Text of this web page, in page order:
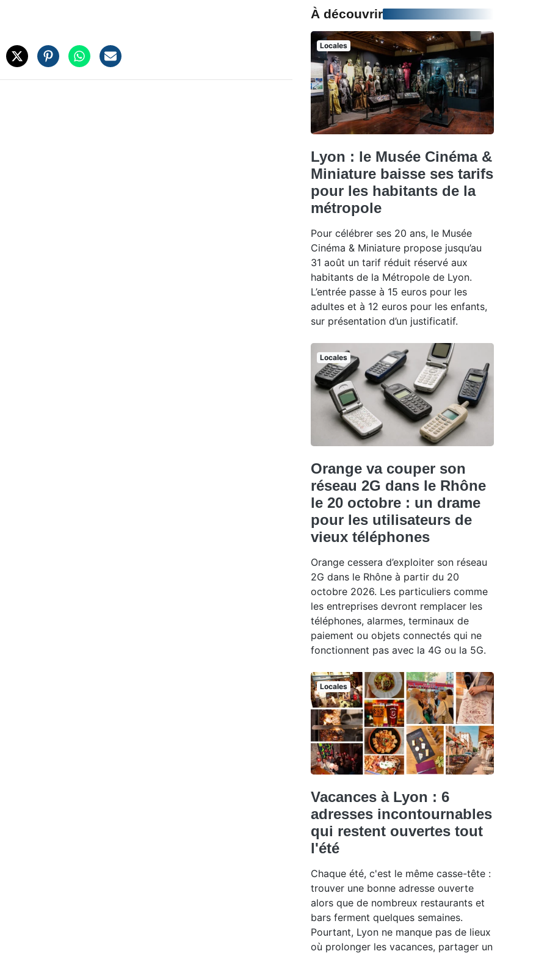
À découvrir
Locales
Lyon : le Musée Cinéma &
Miniature baisse ses tarifs
pour les habitants de la
métropole
Pour célébrer ses 20 ans, le Musée
Cinéma & Miniature propose jusqu’au
31 août un tarif réduit réservé aux
habitants de la Métropole de Lyon.
L’entrée passe à 15 euros pour les
adultes et à 12 euros pour les enfants,
sur présentation d’un justificatif.
Locales
Orange va couper son
réseau 2G dans le Rhône
le 20 octobre : un drame
pour les utilisateurs de
vieux téléphones
Orange cessera d’exploiter son réseau
2G dans le Rhône à partir du 20
octobre 2026. Les particuliers comme
les entreprises devront remplacer les
téléphones, alarmes, terminaux de
paiement ou objets connectés qui ne
fonctionnent pas avec la 4G ou la 5G.
Locales
Vacances à Lyon : 6
adresses incontournables
qui restent ouvertes tout
l'été
Chaque été, c'est le même casse-tête :
trouver une bonne adresse ouverte
alors que de nombreux restaurants et
bars ferment quelques semaines.
Pourtant, Lyon ne manque pas de lieux
où prolonger les vacances, partager un